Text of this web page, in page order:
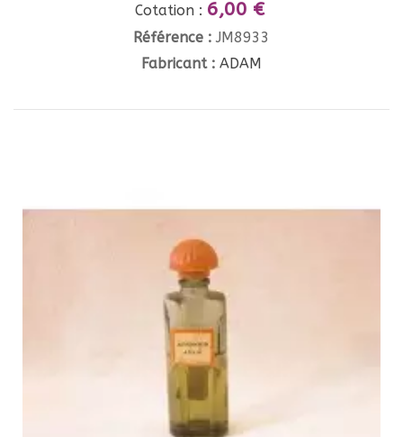
Cotation : 6,00 €
Référence : JM8933
Fabricant : ADAM